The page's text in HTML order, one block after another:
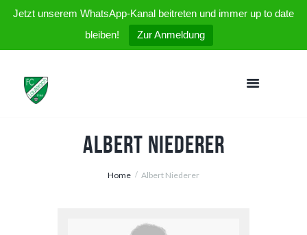
Jetzt unserem WhatsApp-Kanal beitreten und immer up to date
bleiben!
Zur Anmeldung
Albert Niederer
Home Albert Niederer